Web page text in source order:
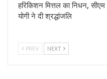
हरिकिशन मित्तल का निधन, सीएम
योगी ने दी श्रद्धांजलि
PREV NEXT